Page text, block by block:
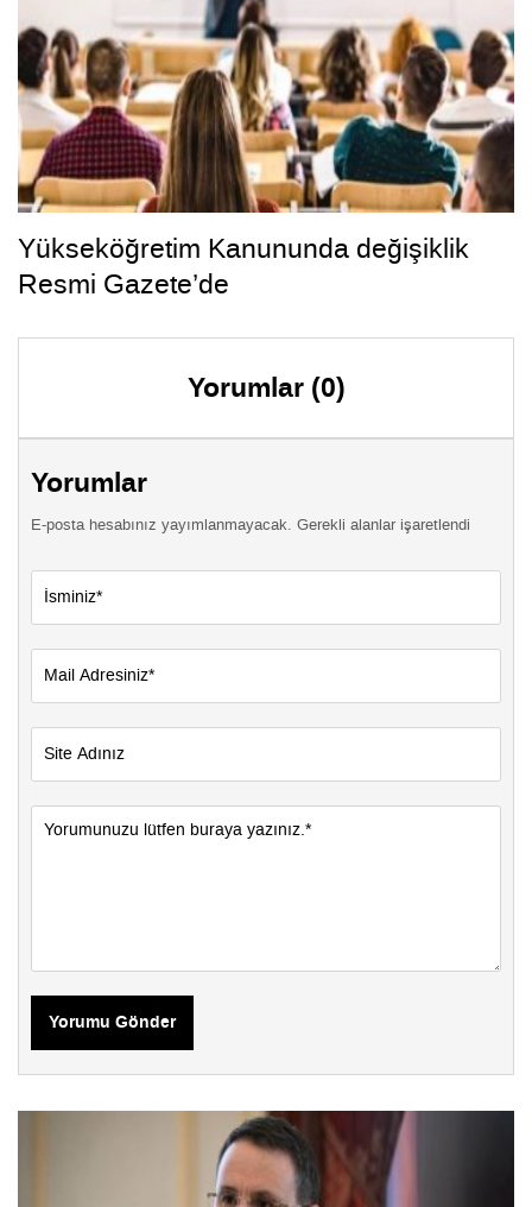
Yükseköğretim Kanununda değişiklik
Resmi Gazete’de
Yorumlar (0)
Yorumlar
E-posta hesabınız yayımlanmayacak. Gerekli alanlar işaretlendi
Yorumu Gönder